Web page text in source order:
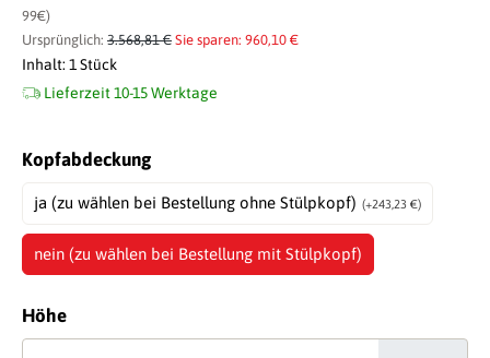
99€)
Ursprünglich: 3.568,81 € Sie sparen: 960,10 €
Inhalt: 1 Stück
Lieferzeit 10-15 Werktage
Kopfabdeckungauswählen
ja (zu wählen bei Bestellung ohne Stülpkopf) (+243,23 €)
nein (zu wählen bei Bestellung mit Stülpkopf)
Höheauswählen